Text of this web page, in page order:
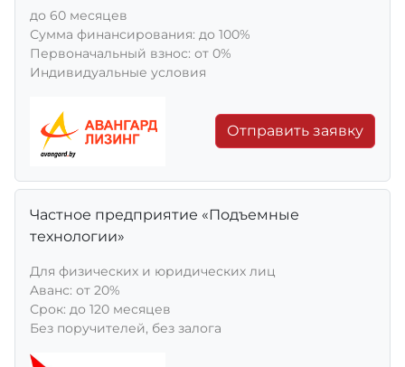
до 60 месяцев
Сумма финансирования: до 100%
Первоначальный взнос: от 0%
Индивидуальные условия
Отправить заявку
Частное предприятие «Подъемные
технологии»
Для физических и юридических лиц
Aванс: от 20%
Срок: до 120 месяцев
Без поручителей, без залога